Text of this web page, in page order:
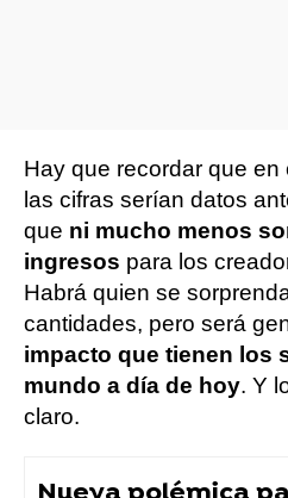
Hay que recordar que en
las cifras serían datos
que ni mucho menos
ingresos para los
Habrá quien se
cantidades, pero será
impacto que tienen los
mundo a día de hoy. Y
claro.